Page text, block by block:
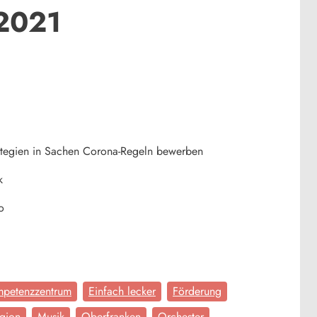
in Sachen Corona-Regeln bewerben
Einfach lecker
Förderung